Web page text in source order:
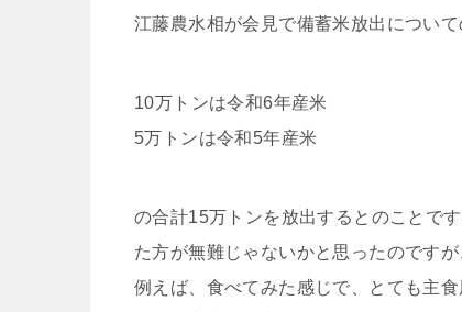
江藤農水相が会見で備蓄米放出について
10万トンは令和6年産米
5万トンは令和5年産米
の合計15万トンを放出するとのことで
た方が無難じゃないかと思ったのです
例えば、食べてみた感じで、とても主